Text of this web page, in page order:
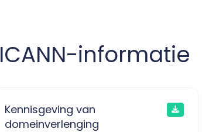
ICANN-informatie
Kennisgeving van
domeinverlenging